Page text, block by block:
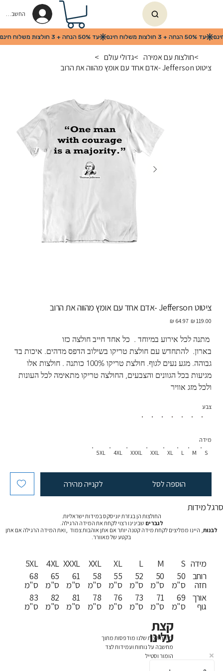
החשבון שלי
>חולצות עם אמירה >גדולי עולם >
ציטוט Jefferson -אדם אחד עם אומץ מהווה את הרוב
ציטוט Jefferson -אדם אחד עם אומץ מהווה את הרוב
מחיר
מחיר
‏64.97 ‏₪
מתנה לכל אירוע במיוחד .  כל אחד חייב חולצה כזו
בארון.  להתחדש עם חולצת טריקו בשילוב הדפס מדהים. איכות בד
גבוהה. מגע נעים לגוף. חולצת טריקו 100% כותנה . חולצות אלו
מגיעות בכל הגוונים והצבעים, החולצה טריקו מתאימה לכל העונות
ולכל מזג אוויר
צבע
S
M
L
XL
XXL
XXXL
4XL
5XL
מידה
הוספה לסל לקנייה מהירה
סרגל מידות
החולצות הן בגזרת יוניסקס במידות ישראליות.
לגברים שבינינו רצוי לקחת את המידה הרגילה.
לבנות, היינו ממליצים לקחת מידה קטנה יותר אם אתן אוהבות צמוד ,ואת המידה הרגילה אם אתן
בקטע של מאוורר.
5XL
68
ס"מ
83
ס"מ
4XL
65
ס"מ
82
ס"מ
XXXL
61
ס"מ
81
ס"מ
XXL
58
ס"מ
78
ס"מ
XL
55
ס"מ
76
ס"מ
L
52
ס"מ
73
ס"מ
M
50
ס"מ
71
ס"מ
S
50
ס"מ
69
ס"מ
מידה
רוחב
חזה
אורך
גוף
כל החולצות שלנו מודפסות מתוך
מחשבה על נוחות ועמידות לצד
הומור וסטייל
קצת
עלינו